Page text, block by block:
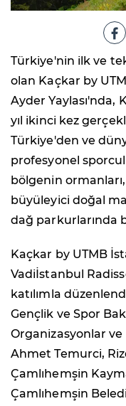
Türkiye'nin ilk ve
olan Kaçkar by
Ayder Yaylası'nda,
yıl ikinci kez
Türkiye'den ve
profesyonel
bölgenin
büyüleyici doğal
dağ parkurlarında
Kaçkar by UTMB
Vadiİstanbul
katılımla
Gençlik ve Spor
Organizasyonlar ve
Ahmet Temurci,
Çamlıhemşin
Çamlıhemşin